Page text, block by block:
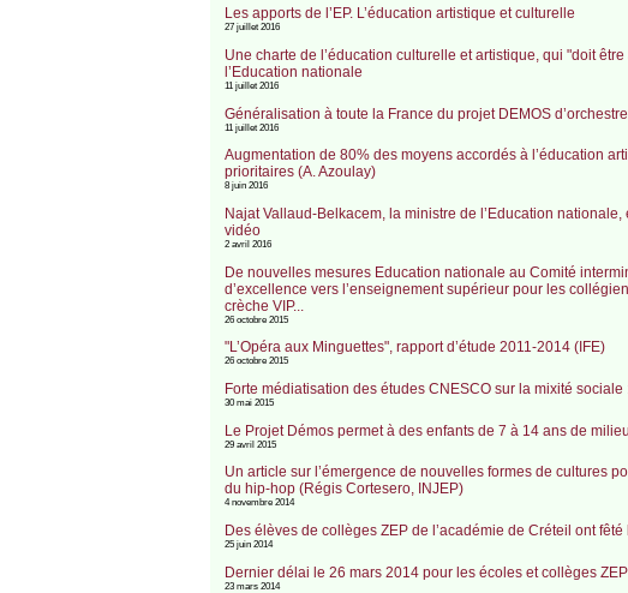
Les apports de l’EP. L’éducation artistique et culturelle
27 juillet 2016
Une charte de l’éducation culturelle et artistique, qui "doit
l’Education nationale
11 juillet 2016
Généralisation à toute la France du projet DEMOS
11 juillet 2016
Augmentation de 80% des moyens accordés à l’éducation
prioritaires (A. Azoulay)
8 juin 2016
Najat Vallaud-Belkacem, la ministre de l’Education
vidéo
2 avril 2016
De nouvelles mesures Education nationale au Comité
d’excellence vers l’enseignement supérieur pour les
crèche VIP...
26 octobre 2015
"L’Opéra aux Minguettes", rapport d’étude 2011-2014 (IFE)
26 octobre 2015
Forte médiatisation des études CNESCO sur la mixité
30 mai 2015
Le Projet Démos permet à des enfants de 7 à 14 ans de
29 avril 2015
Un article sur l’émergence de nouvelles formes de cultures
du hip-hop (Régis Cortesero, INJEP)
4 novembre 2014
Des élèves de collèges ZEP de l’académie de Créteil ont fêté
25 juin 2014
Dernier délai le 26 mars 2014 pour les écoles et collèges
23 mars 2014